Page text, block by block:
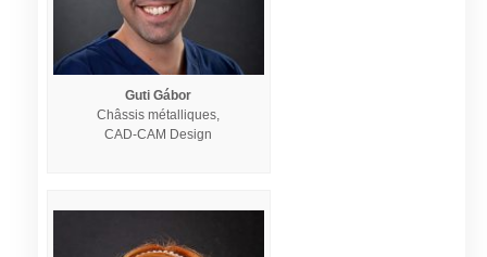
Guti Gábor
Châssis métalliques,
CAD-CAM Design